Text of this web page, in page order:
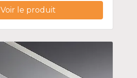
Voir le produit